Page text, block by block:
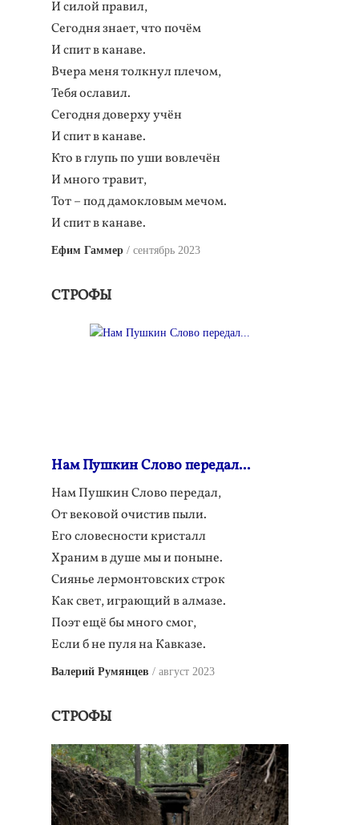
И силой правил,
Сегодня знает, что почём
И спит в канаве.
Вчера меня толкнул плечом,
Тебя ославил.
Сегодня доверху учён
И спит в канаве.
Кто в глупь по уши вовлечён
И много травит,
Тот – под дамокловым мечом.
И спит в канаве.
Ефим Гаммер сентябрь 2023
СТРОФЫ
Нам Пушкин Слово передал...
Нам Пушкин Слово передал,
От вековой очистив пыли.
Его словесности кристалл
Храним в душе мы и поныне.
Сиянье лермонтовских строк
Как свет, играющий в алмазе.
Поэт ещё бы много смог,
Если б не пуля на Кавказе.
Валерий Румянцев август 2023
СТРОФЫ